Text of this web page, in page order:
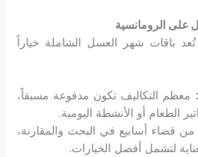
على الرومانسية
تُعد باقات شهر العسل الشاملة خياراً
معظم التكاليف تكون مدفوعة مسبقاً،
الطعام أو الأنشطة اليومية.
من قضاء أسابيع في البحث والمقارنة،
لتشمل أفضل الخيارات.